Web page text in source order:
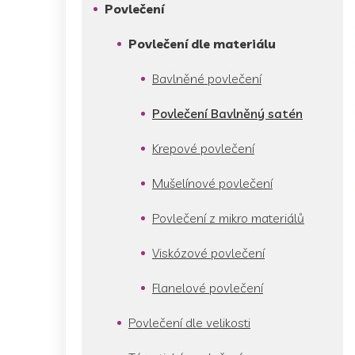
Povlečení
Povlečení dle materiálu
Bavlněné povlečení
Povlečení Bavlněný satén
Krepové povlečení
Mušelínové povlečení
Povlečení z mikro materiálů
Viskózové povlečení
Flanelové povlečení
Povlečení dle velikosti